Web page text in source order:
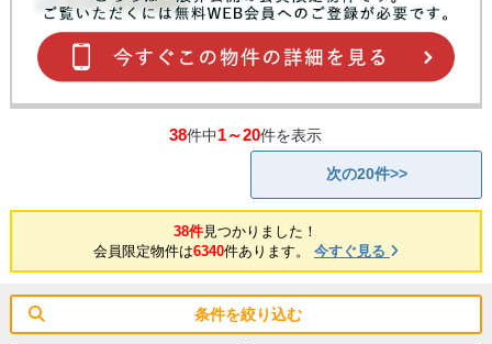
38件中1～20件を表示
次の20件>>
38件見つかりました！
会員限定物件は6340件あります。 今すぐ見る
条件を絞り込む